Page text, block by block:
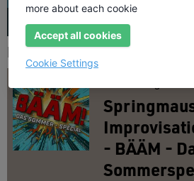
AUG26 SEP
PROGRAMM DER
- BÄÄM -
more about each cookie
Accept all cookies
Cookie Settings